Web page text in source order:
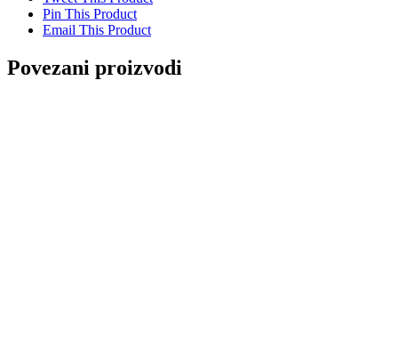
Pin This Product
Email This Product
Povezani proizvodi